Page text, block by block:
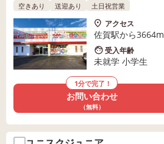
空きあり 送迎あり 土日祝営業
アクセス
佐賀駅から3664m
受入年齢
未就学 小学生
1分で完了！
お問い合わせ
（無料）